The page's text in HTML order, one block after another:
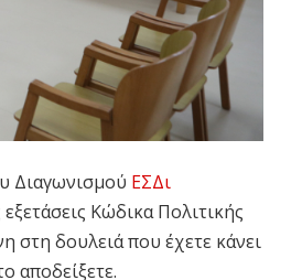
Διαγωνισμού ΕΣΔι
Κώδικα Πολιτικής
στη δουλειά που έχετε κάνει
αποδείξετε.